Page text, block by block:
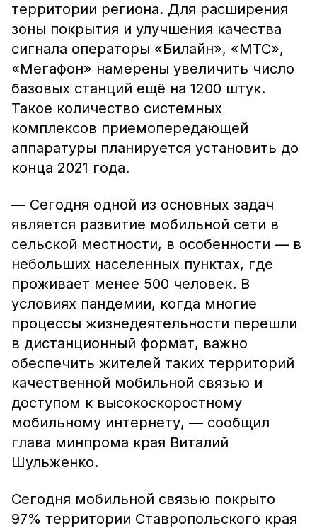
территории региона. Для расширения
зоны покрытия и улучшения качества
сигнала операторы «Билайн», «МТС»,
«Мегафон» намерены увеличить число
базовых станций ещё на 1200 штук.
Такое количество системных
комплексов приемопередающей
аппаратуры планируется установить до
конца 2021 года.
— Сегодня одной из основных задач
является развитие мобильной сети в
сельской местности, в особенности — в
небольших населенных пунктах, где
проживает менее 500 человек. В
условиях пандемии, когда многие
процессы жизнедеятельности перешли
в дистанционный формат, важно
обеспечить жителей таких территорий
качественной мобильной связью и
доступом к высокоскоростному
мобильному интернету, — сообщил
глава минпрома края Виталий
Шульженко.
Сегодня мобильной связью покрыто
97% территории Ставропольского края